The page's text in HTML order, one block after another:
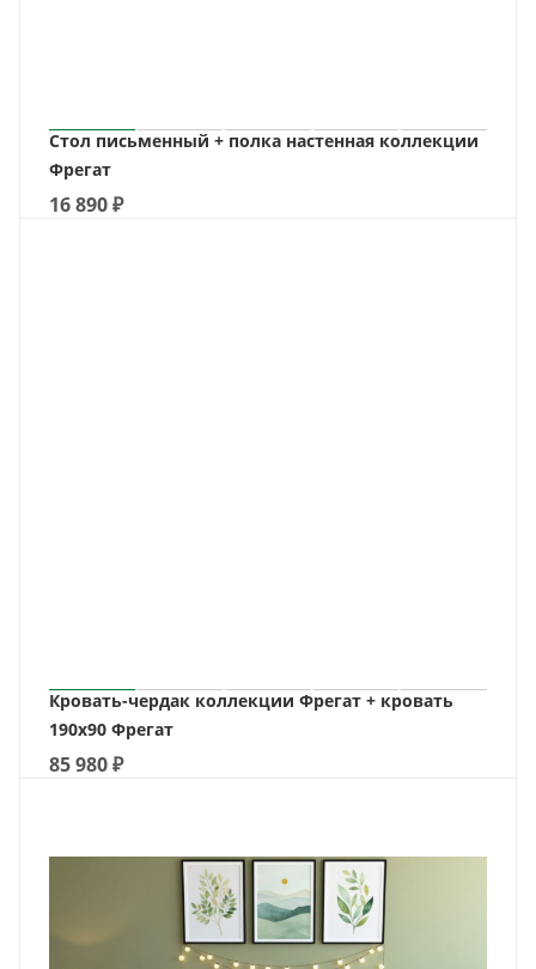
Стол письменный + полка настенная коллекции
Фрегат
16 890₽
Кровать-чердак коллекции Фрегат + кровать
190х90 Фрегат
85 980₽